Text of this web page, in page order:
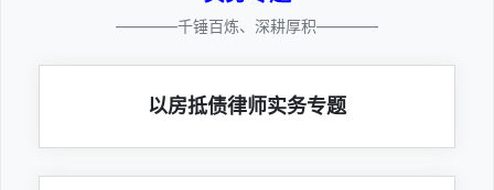
————千锤百炼、深耕厚积————
以房抵债律师实务专题